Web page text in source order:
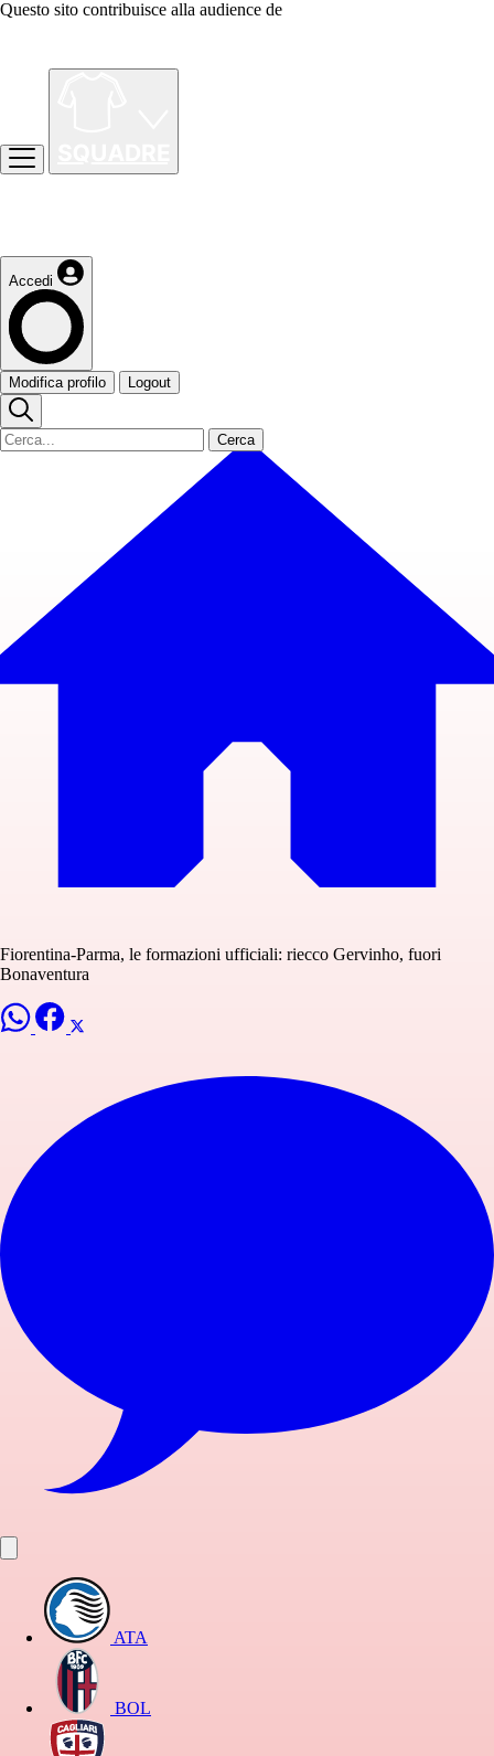
Questo sito contribuisce alla audience de
Accedi
Modifica profilo Logout
Cerca
Fiorentina-Parma, le formazioni ufficiali: riecco Gervinho, fuori
Bonaventura
ATA
BOL